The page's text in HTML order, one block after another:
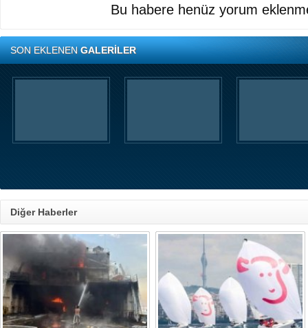
Bu habere henüz yorum
SON EKLENENGALERİLER
Diğer Haberler